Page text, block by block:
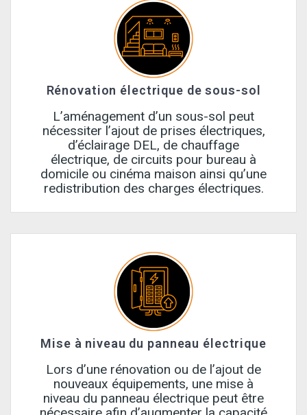
Rénovation électrique de sous-sol
L’aménagement d’un sous-sol peut
nécessiter l’ajout de prises électriques,
d’éclairage DEL, de chauffage
électrique, de circuits pour bureau à
domicile ou cinéma maison ainsi qu’une
redistribution des charges électriques.
Mise à niveau du panneau électrique
Lors d’une rénovation ou de l’ajout de
nouveaux équipements, une mise à
niveau du panneau électrique peut être